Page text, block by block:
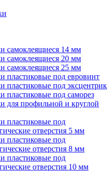
самоклеящиеся 14 мм
самоклеящиеся 20 мм
самоклеящиеся 25 мм
пластиковые под евровинт
пластиковые под эксцентрик
пластиковые под саморез
для профильной и круглой
пластиковые под
отверстия 5 мм
пластиковые под
отверстия 8 мм
пластиковые под
отверстия 10 мм